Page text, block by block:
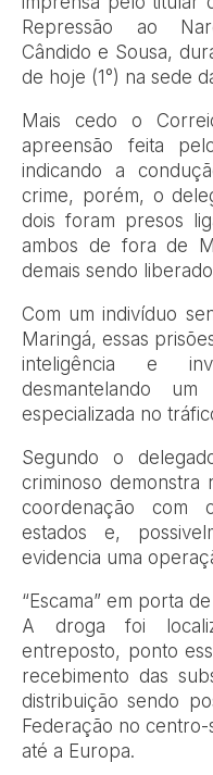
Repressão ao
Cândido e Sousa,
de hoje (1°) na sede
Mais cedo o
apreensão feita
indicando a
crime, porém, o
dois foram presos
ambos de fora de
demais sendo
Com um indivíduo
Maringá, essas
inteligência e
desmantelando
especializada no
Segundo o
criminoso demonstra
coordenação com
estados e,
evidencia uma
“Escama” em porta
A droga foi
entreposto, ponto
recebimento das
distribuição sendo
Federação no
até a Europa.